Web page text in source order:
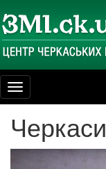
Toggle
navigation
Черкаси